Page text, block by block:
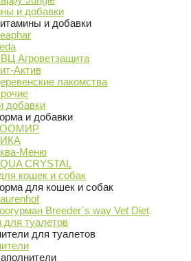
и добавки
и добавки
Агроветзащита
Актив
лакомства
добавки
и добавки
Меню
CRYSTAL
кошек и собак
для кошек и собак
Breeder`s way Vet Diet
для туалетов
для туалетов